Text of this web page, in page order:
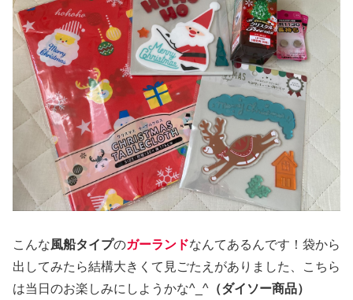
こんな風船タイプのガーランドなんてあるんです！袋から
出してみたら結構大きくて見ごたえがありました、こちら
は当日のお楽しみにしようかな^_^ （ダイソー商品）